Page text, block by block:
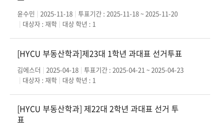
윤수민 2025-11-18 투표기간 : 2025-11-18 ~ 2025-11-20
대상자 : 재학
대상 학년 : 1
[HYCU 부동산학과]제23대 1학년 과대표 선거투표
김에스더 2025-04-18 투표기간 : 2025-04-21 ~ 2025-04-23
대상자 : 재학
대상 학년 : 1
[HYCU 부동산학과] 제22대 2학년 과대표 선거 투
표